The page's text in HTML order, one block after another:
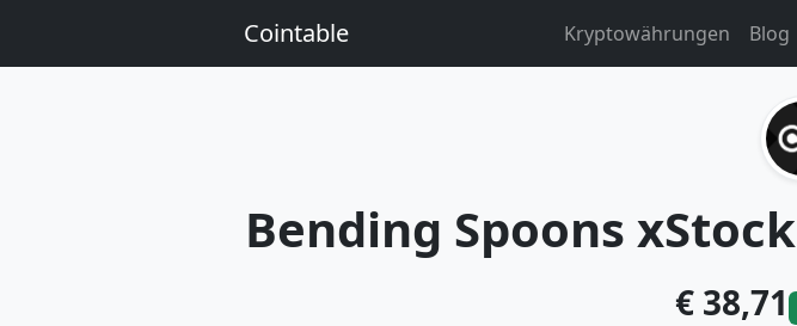
Cointable Kryptowährungen Blog
Bending Spoons xStock
€ 38,71